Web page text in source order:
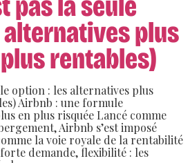
plus
rentables)
option : les alternatives plus
Airbnb : une formule
en plus risquée Lancé comme
Airbnb s’est imposé
la voie royale de la rentabilité
demande, flexibilité : les